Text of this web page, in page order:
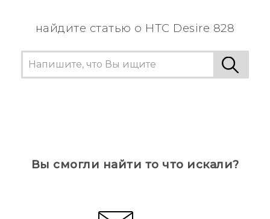
найдите статью о HTC Desire 828
Вы смогли найти то что искали?